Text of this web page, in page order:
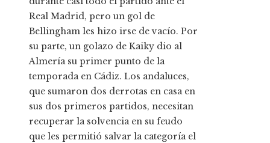
Real Madrid, pero un gol de
Bellingham les hizo irse de vacío. Por
su parte, un golazo de Kaiky dio al
Almería su primer punto de la
temporada en Cádiz. Los andaluces,
que sumaron dos derrotas en casa en
sus dos primeros partidos, necesitan
recuperar la solvencia en su feudo
que les permitió salvar la categoría el